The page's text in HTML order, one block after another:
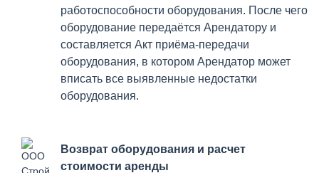
работоспособности оборудования. После чего
оборудование передаётся Арендатору и
составляется Акт приёма-передачи
оборудования, в котором Арендатор может
вписать все выявленные недостатки
оборудования.
Возврат оборудования и расчет
стоимости аренды